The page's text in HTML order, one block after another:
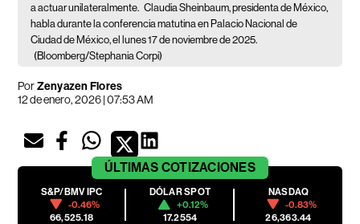
a actuar unilateralmente. Claudia Sheinbaum, presidenta de México,
habla durante la conferencia matutina en Palacio Nacional de
Ciudad de México, el lunes 17 de noviembre de 2025.
(Bloomberg/Stephania Corpi)
PorZenyazen Flores
12 de enero, 2026 | 07:53 AM
ÚLTIMAS COTIZACIONES
S&P/BMV IPC
-0.46%
66,525.18
DÓLAR SPOT
+0.12%
17.2554
NASDAQ
-0.83%
26,363.44